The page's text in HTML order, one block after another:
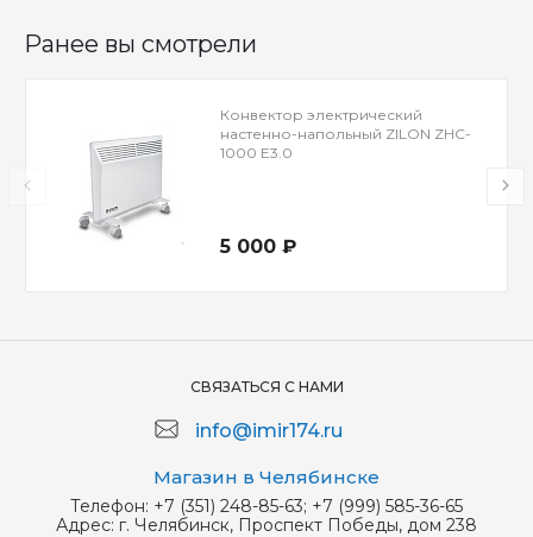
Ранее вы смотрели
Конвектор электрический
настенно-напольный ZILON ZHC-
1000 Е3.0
5 000 ₽
СВЯЗАТЬСЯ С НАМИ
info@imir174.ru
Магазин в Челябинске
Телефон: +7 (351) 248-85-63; +7 (999) 585-36-65
Адрес: г. Челябинск, Проспект Победы, дом 238